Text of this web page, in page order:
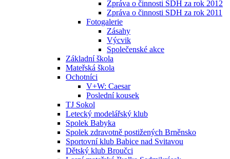
Zpráva o činnosti SDH za rok 2012
Zpráva o činnosti SDH za rok 2011
Fotogalerie
Zásahy
Výcvik
Společenské akce
Základní škola
Mateřská škola
Ochotníci
V+W: Caesar
Poslední kousek
TJ Sokol
Letecký modelářský klub
Spolek Babyka
Spolek zdravotně postižených Brněnsko
Sportovní klub Babice nad Svitavou
Dětský klub Broučci